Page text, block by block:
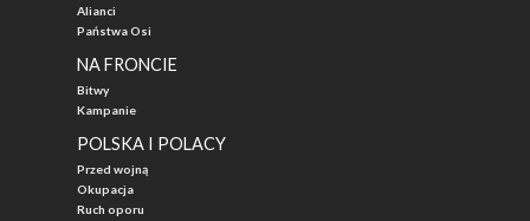
Alianci
Państwa Osi
NA FRONCIE
Bitwy
Kampanie
POLSKA I POLACY
Przed wojną
Okupacja
Ruch oporu